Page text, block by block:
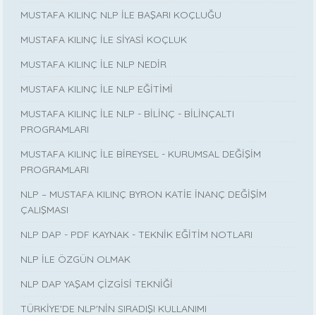
MUSTAFA KILINÇ NLP İLE BAŞARI KOÇLUĞU
MUSTAFA KILINÇ İLE SİYASİ KOÇLUK
MUSTAFA KILINÇ İLE NLP NEDİR
MUSTAFA KILINÇ İLE NLP EĞİTİMİ
MUSTAFA KILINÇ İLE NLP - BİLİNÇ - BİLİNÇALTI
PROGRAMLARI
MUSTAFA KILINÇ İLE BİREYSEL - KURUMSAL DEĞİŞİM
PROGRAMLARI
NLP – MUSTAFA KILINÇ BYRON KATİE İNANÇ DEĞİŞİM
ÇALIŞMASI
NLP DAP - PDF KAYNAK - TEKNİK EĞİTİM NOTLARI
NLP İLE ÖZGÜN OLMAK
NLP DAP YAŞAM ÇİZGİSİ TEKNİĞİ
TÜRKİYE'DE NLP'NİN SIRADIŞI KULLANIMI